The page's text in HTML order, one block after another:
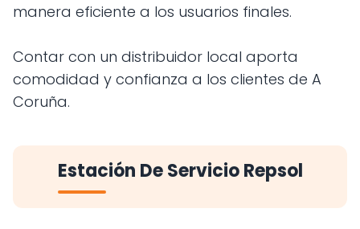
manera eficiente a los usuarios finales.
Contar con un distribuidor local aporta
comodidad y confianza a los clientes de A
Coruña.
Estación De Servicio Repsol